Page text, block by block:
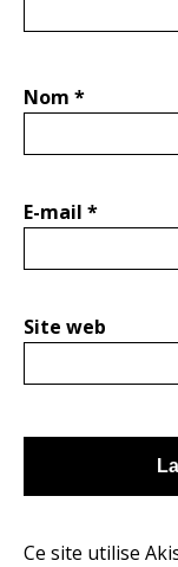
Nom *
E-mail *
Site web
Ce site utilise